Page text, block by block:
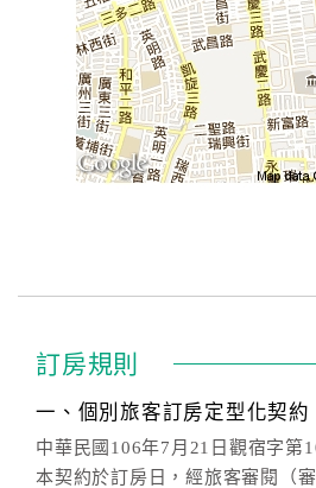
訂房規則
一、個別旅客訂房定型化契約
中華民國106年7月21日觀宿字第
本契約於訂房日，經旅客審閱（審